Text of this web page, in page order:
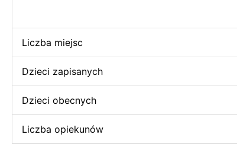
Liczba miejsc
Dzieci zapisanych
Dzieci obecnych
Liczba opiekunów